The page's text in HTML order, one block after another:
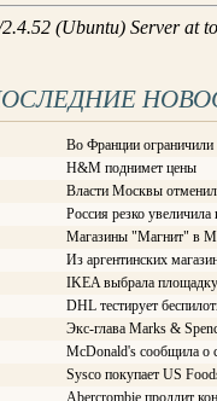
Во Франции ограничили
H&M поднимет цены
Власти Москвы
Россия резко
Магазины "Магнит" в
Из аргентинских
IKEA выбрала
DHL тестирует
Экс-глава Marks &
McDonald's сообщила о
Sysco покупает US
Abercrombie продлит